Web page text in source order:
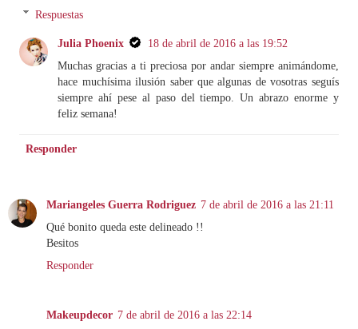
Respuestas
Julia Phoenix
18 de abril de 2016 a las 19:52
Muchas gracias a ti preciosa por andar siempre animándome,
hace muchísima ilusión saber que algunas de vosotras seguís
siempre ahí pese al paso del tiempo. Un abrazo enorme y
feliz semana!
Responder
Mariangeles Guerra Rodriguez 7 de abril de 2016 a las 21:11
Qué bonito queda este delineado !!
Besitos
Responder
Makeupdecor 7 de abril de 2016 a las 22:14